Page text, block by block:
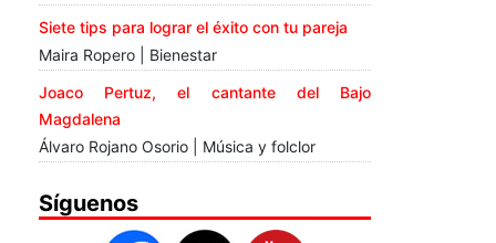
Siete tips para lograr el éxito con tu pareja
Maira Ropero | Bienestar
Joaco Pertuz, el cantante del Bajo
Magdalena
Álvaro Rojano Osorio | Música y folclor
Síguenos